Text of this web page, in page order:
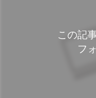
この記
フ